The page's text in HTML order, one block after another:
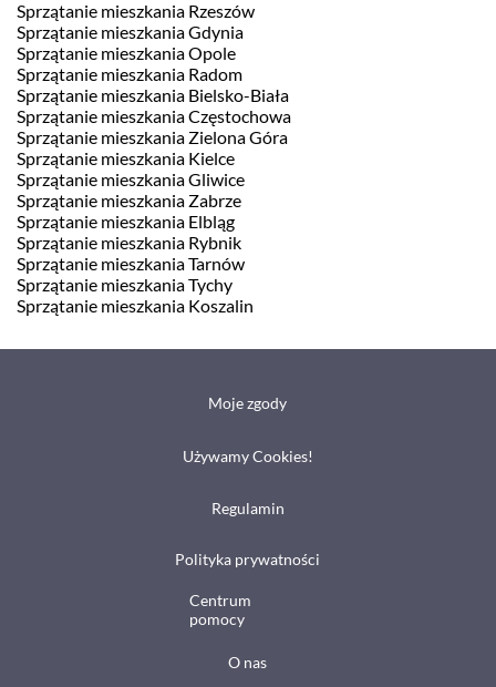
Sprzątanie mieszkania Rzeszów
Sprzątanie mieszkania Gdynia
Sprzątanie mieszkania Opole
Sprzątanie mieszkania Radom
Sprzątanie mieszkania Bielsko-Biała
Sprzątanie mieszkania Częstochowa
Sprzątanie mieszkania Zielona Góra
Sprzątanie mieszkania Kielce
Sprzątanie mieszkania Gliwice
Sprzątanie mieszkania Zabrze
Sprzątanie mieszkania Elbląg
Sprzątanie mieszkania Rybnik
Sprzątanie mieszkania Tarnów
Sprzątanie mieszkania Tychy
Sprzątanie mieszkania Koszalin
Moje zgody
Używamy Cookies!
Regulamin
Polityka prywatności
Centrum
pomocy
O nas